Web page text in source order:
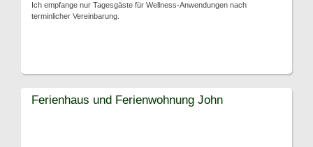
Ich empfange nur Tagesgäste für Wellness-Anwendungen nach
terminlicher Vereinbarung.
Ferienhaus und Ferienwohnung John